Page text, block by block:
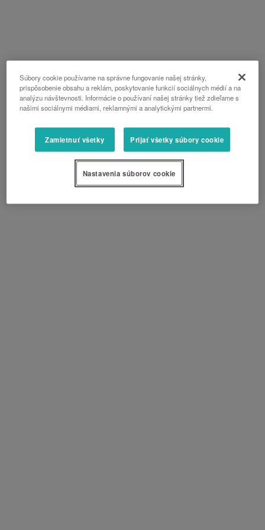
Súbory cookie používame na správne fungovanie našej stránky,
prispôsobenie obsahu a reklám, poskytovanie funkcií sociálnych médií a na
analýzu návštevnosti. Informácie o používaní našej stránky tiež zdieľame s
našimi sociálnymi médiami, reklamnými a analytickými partnermi.
Zamietnuť všetky Prijať všetky súbory cookie
Nastavenia súborov cookie